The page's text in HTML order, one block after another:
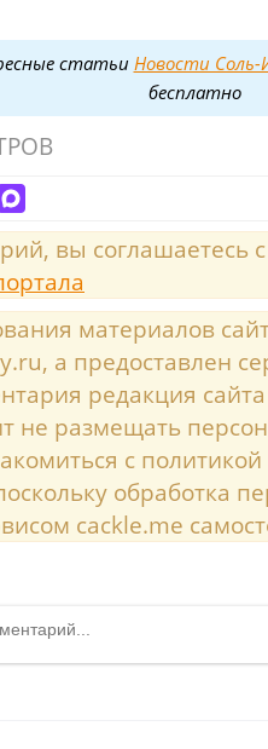
статьи Новости Соль-
бесплатно
вы соглашаетесь
материалов
а предоставлен
редакция
не размещать
с
обработка
cackle.me